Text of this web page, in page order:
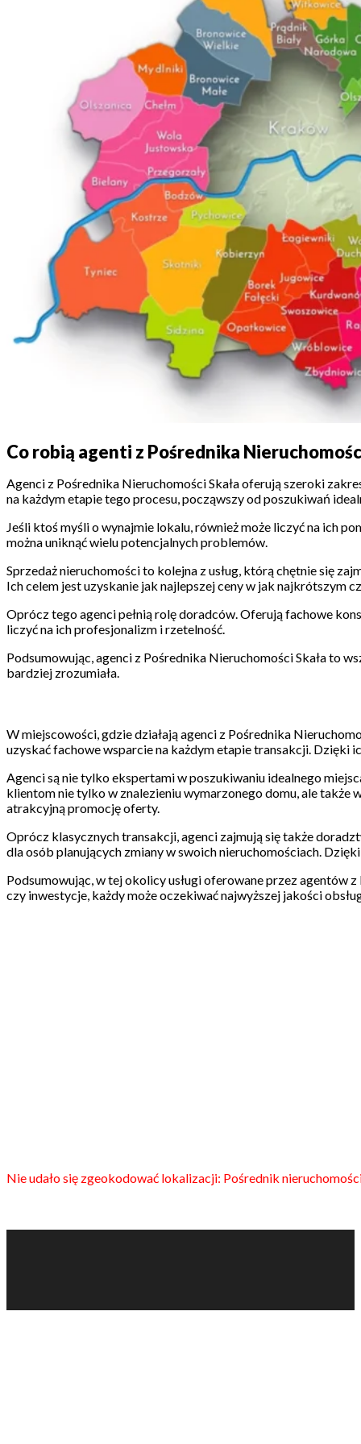
Co robią agenti z Pośrednika
Agenci z Pośrednika Nieruchomości Skała oferują szeroki
na każdym etapie tego procesu, począwszy od poszukiwań
Jeśli ktoś myśli o wynajmie lokalu, również może liczyć na ich
można uniknąć wielu potencjalnych problemów.
Sprzedaż nieruchomości to kolejna z usług, którą chętnie się
Ich celem jest uzyskanie jak najlepszej ceny w jak najkrótszym
Oprócz tego agenci pełnią rolę doradców. Oferują fachowe
liczyć na ich profesjonalizm i rzetelność.
Podsumowując, agenci z Pośrednika Nieruchomości Skała to
bardziej zrozumiała.
W miejscowości, gdzie działają agenci z Pośrednika
uzyskać fachowe wsparcie na każdym etapie transakcji. Dzięki
Agenci są nie tylko ekspertami w poszukiwaniu idealnego
klientom nie tylko w znalezieniu wymarzonego domu, ale
atrakcyjną promocję oferty.
Oprócz klasycznych transakcji, agenci zajmują się także
dla osób planujących zmiany w swoich nieruchomościach.
Podsumowując, w tej okolicy usługi oferowane przez agentów
czy inwestycje, każdy może oczekiwać najwyższej jakości
Nie udało się zgeokodować lokalizacji: Pośrednik nieruchomości